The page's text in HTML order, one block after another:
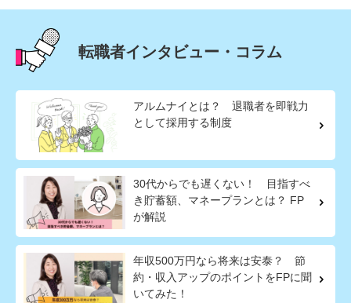
転職者インタビュー・コラム
アルムナイとは？ 退職者を即戦力
として採用する制度
30代からでも遅くない！ 目指すべ
き貯蓄額、マネープランとは？ FP
が解説
年収500万円なら将来は安泰？ 節
約・収入アップのポイントをFPに聞
いてみた！